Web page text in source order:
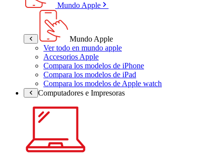
Mundo Apple
Mundo Apple
Ver todo en mundo apple
Accesorios Apple
Compara los modelos de iPhone
Compara los modelos de iPad
Compara los modelos de Apple watch
Computadores e Impresoras